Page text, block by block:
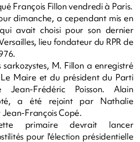
François Fillon vendredi à Paris.
dimanche, a cependant mis en
avait choisi pour son dernier
lieu fondateur du RPR de
M. Fillon a enregistré
Maire et du président du Parti
Jean-Frédéric Poisson. Alain
a été rejoint par Nathalie
François Copé.
primaire devrait lancer
pour l'élection présidentielle